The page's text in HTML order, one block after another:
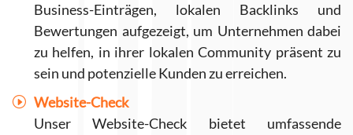
Business-Einträgen, lokalen Backlinks und
Bewertungen aufgezeigt, um Unternehmen dabei
zu helfen, in ihrer lokalen Community präsent zu
sein und potenzielle Kunden zu erreichen.
Website-Check
Unser Website-Check bietet umfassende